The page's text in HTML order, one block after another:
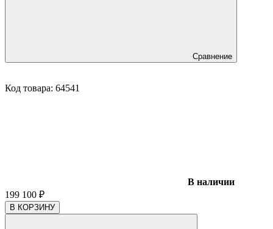
Сравнение
Код товара: 64541
В наличии
199 100 ₽
В КОРЗИНУ